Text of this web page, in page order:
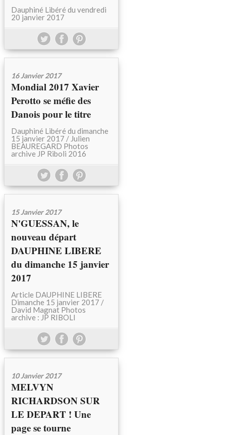
Dauphiné Libéré du vendredi
20 janvier 2017
16 Janvier 2017
Mondial 2017 Xavier
Perotto se méfie des
Danois pour le titre
Dauphiné Libéré du dimanche
15 janvier 2017 / Julien
BEAUREGARD Photos
archive JP Riboli 2016
15 Janvier 2017
N'GUESSAN, le
nouveau départ
DAUPHINE LIBERE
du dimanche 15 janvier
2017
Article DAUPHINE LIBERE
Dimanche 15 janvier 2017 /
David Magnat Photos
archive : JP RIBOLI
10 Janvier 2017
MELVYN
RICHARDSON SUR
LE DEPART ! Une
page se tourne